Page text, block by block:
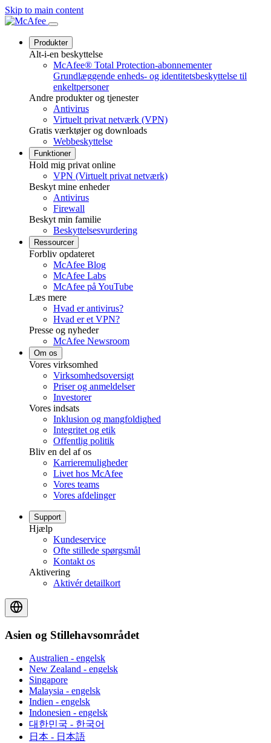
Skip to main content
Produkter
Alt-i-en beskyttelse
McAfee® Total Protection-abonnementer
Grundlæggende enheds- og identitetsbeskyttelse til
enkeltpersoner
Andre produkter og tjenester
Antivirus
Virtuelt privat netværk (VPN)
Gratis værktøjer og downloads
Webbeskyttelse
Funktioner
Hold mig privat online
VPN (Virtuelt privat netværk)
Beskyt mine enheder
Antivirus
Firewall
Beskyt min familie
Beskyttelsesvurdering
Ressourcer
Forbliv opdateret
McAfee Blog
McAfee Labs
McAfee på YouTube
Læs mere
Hvad er antivirus?
Hvad er et VPN?
Presse og nyheder
McAfee Newsroom
Om os
Vores virksomhed
Virksomhedsoversigt
Priser og anmeldelser
Investorer
Vores indsats
Inklusion og mangfoldighed
Integritet og etik
Offentlig politik
Bliv en del af os
Karrieremuligheder
Livet hos McAfee
Vores teams
Vores afdelinger
Support
Hjælp
Kundeservice
Ofte stillede spørgsmål
Kontakt os
Aktivering
Aktivér detailkort
Asien og Stillehavsområdet
Australien - engelsk
New Zealand - engelsk
Singapore
Malaysia - engelsk
Indien - engelsk
Indonesien - engelsk
대한민국 - 한국어
日本 - 日本語